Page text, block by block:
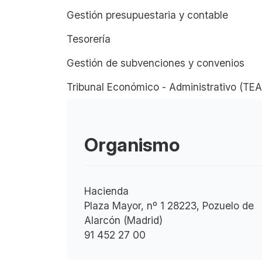
Gestión presupuestaria y contable
Tesorería
Gestión de subvenciones y convenios
Tribunal Económico - Administrativo
Organismo
Hacienda
Plaza Mayor, nº 1 28223, Pozuelo de
Alarcón (Madrid)
91 452 27 00